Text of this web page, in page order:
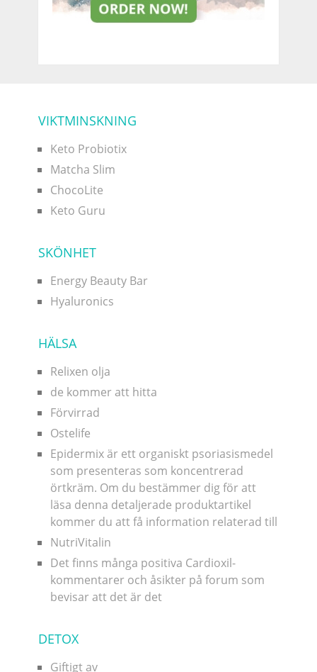
VIKTMINSKNING
Keto Probiotix
Matcha Slim
ChocoLite
Keto Guru
SKÖNHET
Energy Beauty Bar
Hyaluronics
HÄLSA
Relixen olja
de kommer att hitta
Förvirrad
Ostelife
Epidermix är ett organiskt psoriasismedel
som presenteras som koncentrerad
örtkräm. Om du bestämmer dig för att
läsa denna detaljerade produktartikel
kommer du att få information relaterad till
NutriVitalin
Det finns många positiva Cardioxil-
kommentarer och åsikter på forum som
bevisar att det är det
DETOX
Giftigt av